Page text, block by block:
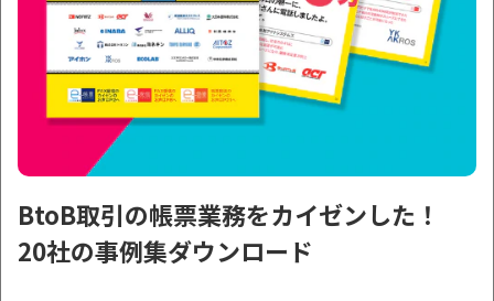
BtoB取引の帳票業務をカイゼンした！
20社の事例集ダウンロード